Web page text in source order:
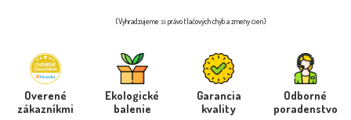
(Vyhradzujeme si právo tlačových chýb a zmeny cien)
Overené
zákazníkmi
Ekologické
balenie
Garancia
kvality
Odborné
poradenstvo